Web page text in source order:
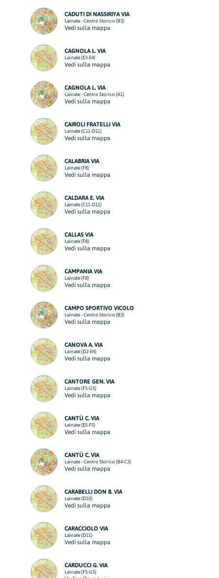
CADUTI DI NASSIRIYA VIA
Lainate - Centro Storico (B3)
Vedi sulla mappa
CAGNOLA L. VIA
Lainate (E3-E4)
Vedi sulla mappa
CAGNOLA L. VIA
Lainate - Centro Storico (A1)
Vedi sulla mappa
CAIROLI FRATELLI VIA
Lainate (C11-D11)
Vedi sulla mappa
CALABRIA VIA
Lainate (F8)
Vedi sulla mappa
CALDARA E. VIA
Lainate (C11-D11)
Vedi sulla mappa
CALLAS VIA
Lainate (F8)
Vedi sulla mappa
CAMPANIA VIA
Lainate (F8)
Vedi sulla mappa
CAMPO SPORTIVO VICOLO
Lainate - Centro Storico (B3)
Vedi sulla mappa
CANOVA A. VIA
Lainate (D2-E4)
Vedi sulla mappa
CANTORE GEN. VIA
Lainate (F5-G5)
Vedi sulla mappa
CANTÙ C. VIA
Lainate (E5-F5)
Vedi sulla mappa
CANTÙ C. VIA
Lainate - Centro Storico (B4-C3)
Vedi sulla mappa
CARABELLI DON B. VIA
Lainate (D10)
Vedi sulla mappa
CARACCIOLO VIA
Lainate (D11)
Vedi sulla mappa
CARDUCCI G. VIA
Lainate (F5-G5)